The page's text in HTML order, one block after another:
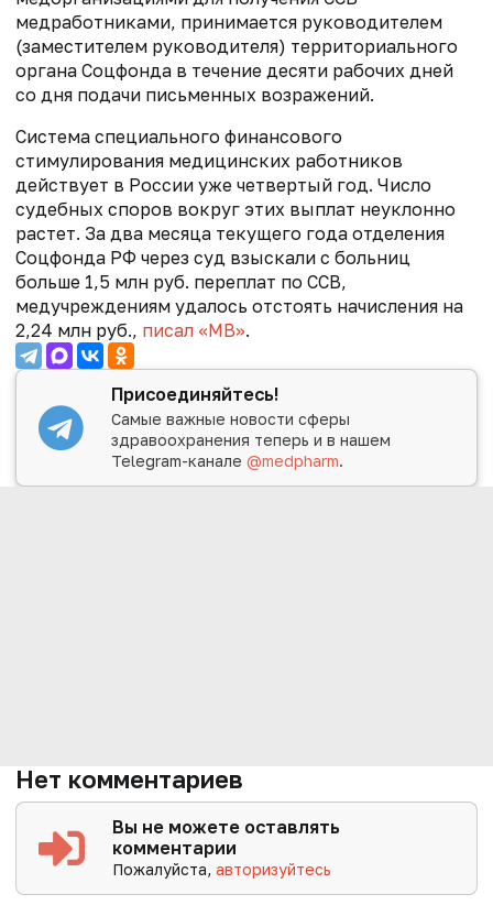
медработниками, принимается руководителем
(заместителем руководителя) территориального
органа Соцфонда в течение десяти рабочих дней
со дня подачи письменных возражений.
Система специального финансового
стимулирования медицинских работников
действует в России уже четвертый год. Число
судебных споров вокруг этих выплат неуклонно
растет. За два месяца текущего года отделения
Соцфонда РФ через суд взыскали с больниц
больше 1,5 млн руб. переплат по ССВ,
медучреждениям удалось отстоять начисления на
2,24 млн руб., писал «МВ».
Присоединяйтесь!
Самые важные новости сферы
здравоохранения теперь и в нашем
Telegram-канале@medpharm.
Нет комментариев
Вы не можете оставлять
комментарии
Пожалуйста,авторизуйтесь